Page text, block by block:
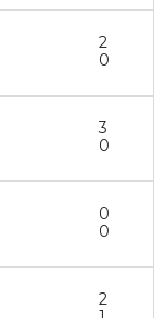
2
0
3
0
0
0
2